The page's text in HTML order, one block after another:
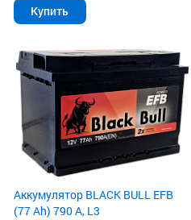
Купить
Аккумулятор BLACK BULL EFB
(77 Ah) 790 А, L3